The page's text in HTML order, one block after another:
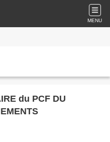
MENU
du PCF DU